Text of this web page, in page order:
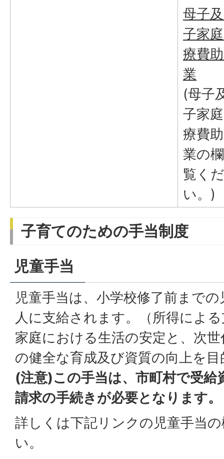
母子
子家
療費
業
(母子
子家
療費
業の
覧く
い。)
子育てのための手当制度
児童手当
児童手当は、小学校修了前まで
人に支給されます。（所得によ
家庭における生活の安定と、次
の健全な育成及び資質の向上を
(注意)この手当は、市町村で受給
請求の手続きが必要となります。
詳しくは下記リンクの児童手当
い。